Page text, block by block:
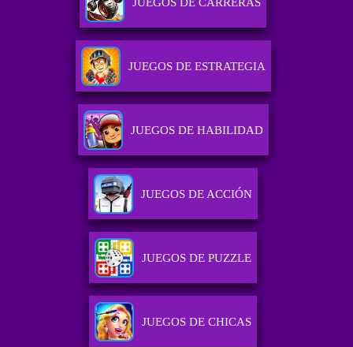
JUEGOS DE CARRERAS
JUEGOS DE ESTRATEGIA
JUEGOS DE HABILIDAD
JUEGOS DE ACCIÓN
JUEGOS DE PUZZLE
JUEGOS DE CHICAS